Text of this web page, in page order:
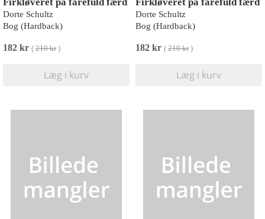
Dorte Schultz
Bog (Hardback)
182 kr ( 210 kr)
Læg i kurv
Dorte Schultz
Bog (Hardback)
182 kr ( 210 kr)
Læg i kurv